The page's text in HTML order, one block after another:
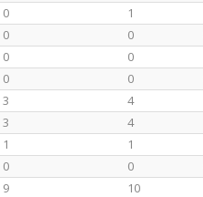
0 1
0 0
0 0
0 0
3 4
3 4
1 1
0 0
9 10